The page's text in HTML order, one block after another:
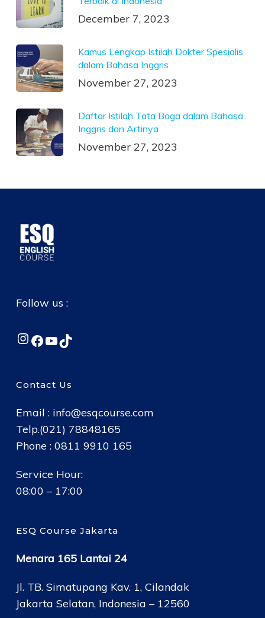
December 7, 2023
Kamus Lengkap Istilah Dokter Spesialis
dalam Bahasa Inggris
November 27, 2023
Daftar Istilah Tata Boga dalam Bahasa
Inggris dan Artinya
November 27, 2023
Follow us :
Instagram
Facebook
YouTube
TikTok
Contact Us
Email : info@esqcourse.com
Telp.(021) 78848165
Phone : 0811 9910 165
Service Hour:
08:00 – 17:00
ESQ Course Jakarta
Menara 165 Lantai 24
Jl. TB. Simatupang Kav. 1, Cilandak
Jakarta Selatan, Indonesia – 12560